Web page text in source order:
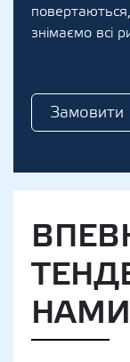
знімаємо всі
Замовити